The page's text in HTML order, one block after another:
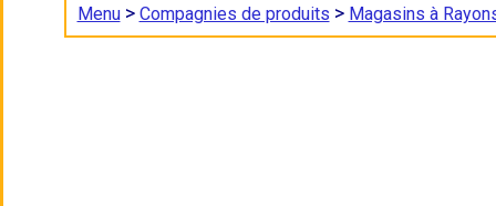
Menu> Compagnies de produits > Magasins à